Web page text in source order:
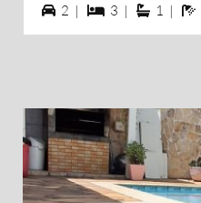
2 vagas na garagem
2 | 3 dormiórios
3 | 1 suítes
1 |